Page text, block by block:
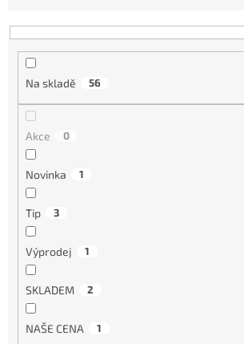
p
Na skladě 56
Akce 0
Novinka 1
Tip 3
Výprodej 1
SKLADEM 2
NAŠE CENA 1